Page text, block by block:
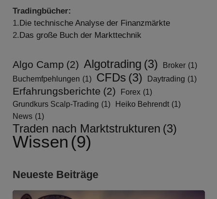
Tradingbücher:
1.Die technische Analyse der Finanzmärkte
2.Das große Buch der Markttechnik
Algo Camp (2) Algotrading (3) Broker (1)
Buchemfpehlungen (1) CFDs (3) Daytrading (1)
Erfahrungsberichte (2) Forex (1)
Grundkurs Scalp-Trading (1) Heiko Behrendt (1)
News (1)
Traden nach Marktstrukturen (3)
Wissen (9)
Neueste Beiträge